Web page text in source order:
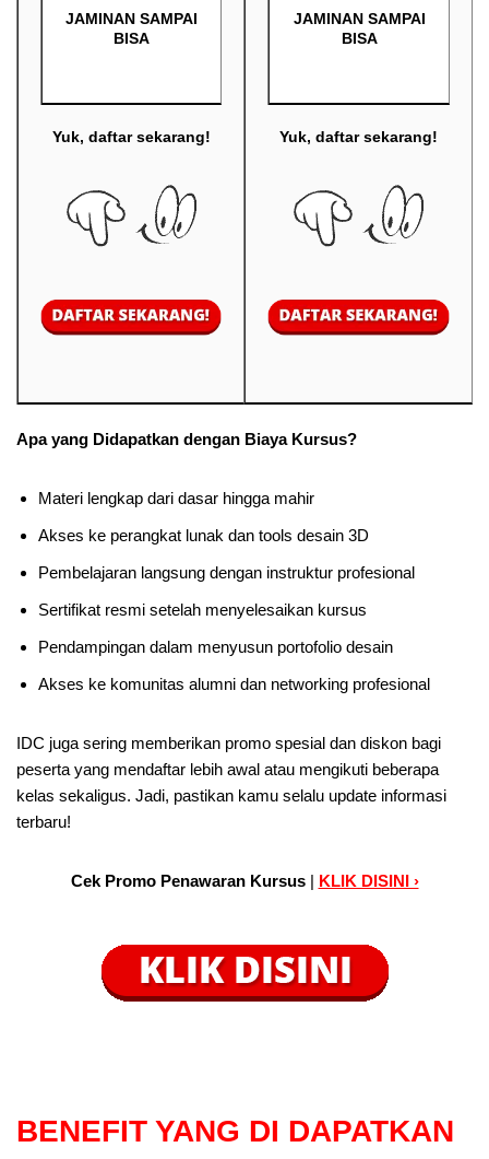
JAMINAN SAMPAI
BISA
Yuk, daftar sekarang!
JAMINAN SAMPAI
BISA
Yuk, daftar sekarang!
Apa yang Didapatkan dengan Biaya Kursus?
Materi lengkap dari dasar hingga mahir
Akses ke perangkat lunak dan tools desain 3D
Pembelajaran langsung dengan instruktur profesional
Sertifikat resmi setelah menyelesaikan kursus
Pendampingan dalam menyusun portofolio desain
Akses ke komunitas alumni dan networking profesional
IDC juga sering memberikan promo spesial dan diskon bagi
peserta yang mendaftar lebih awal atau mengikuti beberapa
kelas sekaligus. Jadi, pastikan kamu selalu update informasi
terbaru!
Cek Promo Penawaran Kursus | KLIK DISINI ›
BENEFIT YANG DI DAPATKAN